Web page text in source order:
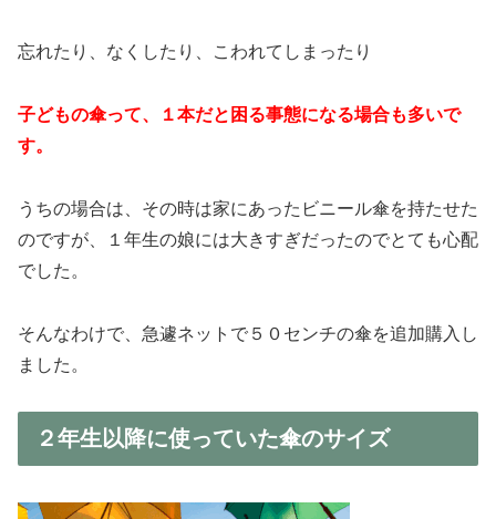
忘れたり、なくしたり、こわれてしまったり
子どもの傘って、１本だと困る事態になる場合も多いで
す。
うちの場合は、その時は家にあったビニール傘を持たせた
のですが、１年生の娘には大きすぎだったのでとても心配
でした。
そんなわけで、急遽ネットで５０センチの傘を追加購入し
ました。
２年生以降に使っていた傘のサイズ